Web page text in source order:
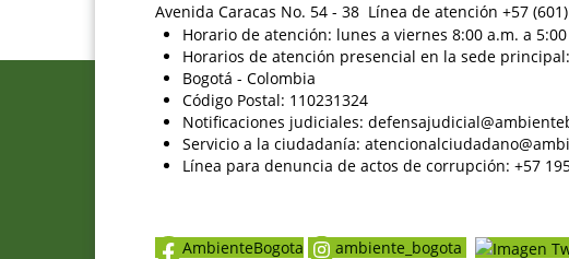
Avenida Caracas No. 54 - 38 Línea de atención +57
Horario de atención: lunes a viernes 8:00 a.m. a
Horarios de atención presencial en la sede
Bogotá - Colombia
Código Postal: 110231324
Notificaciones judiciales:
Servicio a la ciudadanía:
Línea para denuncia de actos de corrupción: +57
AmbienteBogota ambiente_bogota